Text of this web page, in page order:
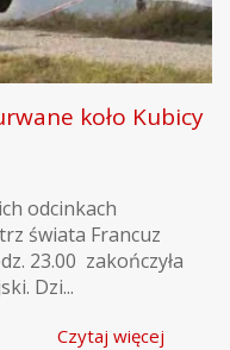
koło Kubicy
odcinkach
świata Francuz
23.00 zakończyła
Dzi...
Czytaj więcej